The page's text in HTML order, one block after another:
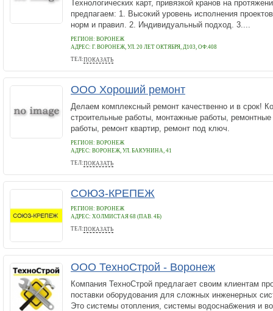
Технологических карт, привязкой кранов на
предпагаем: 1. Высокий уровень исполнения
норм и правил. 2. Индивидуальный подход. 3....
РЕГИОН: ВОРОНЕЖ
АДРЕС: Г. ВОРОНЕЖ, УЛ. 20 ЛЕТ ОКТЯБРЯ, Д103, ОФ.408
ТЕЛ:ПОКАЗАТЬ
(473) 277-46-43, 8-952-108-03-20
ООО Хороший ремонт
Делаем комплексный ремонт качественно и в срок!
строительные работы, монтажные работы,
работы, ремонт квартир, ремонт под ключ.
РЕГИОН: ВОРОНЕЖ
АДРЕС: ВОРОНЕЖ, УЛ. БАКУНИНА, 41
ТЕЛ:ПОКАЗАТЬ
8 (800) 333-28-31
СОЮЗ-КРЕПЕЖ
РЕГИОН: ВОРОНЕЖ
АДРЕС: ХОЛМИСТАЯ 68 (ПАВ. 4Б)
ТЕЛ:ПОКАЗАТЬ
8-906-581-03-49
ООО ТехноСтрой - Воронеж
Компания ТехноСтрой предлагает своим клиентам
поставки оборудования для сложных инженерных
Это системы отопления, системы водоснабжения и